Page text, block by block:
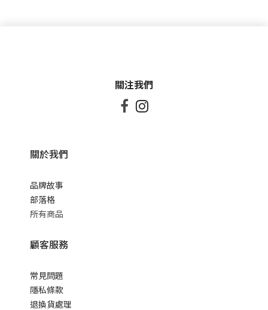
關注我們
 
關於我們
品牌故事
部落格
所有商品
顧客服務
常見問題
隱私條款
退換貨處理